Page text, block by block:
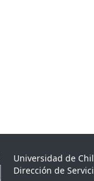
Universidad de
Dirección de